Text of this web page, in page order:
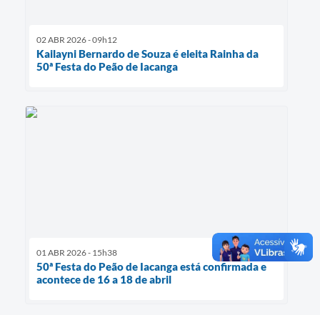
02 ABR 2026 - 09h12
Kailayni Bernardo de Souza é eleita Rainha da
50ª Festa do Peão de Iacanga
01 ABR 2026 - 15h38
50ª Festa do Peão de Iacanga está confirmada e
acontece de 16 a 18 de abril